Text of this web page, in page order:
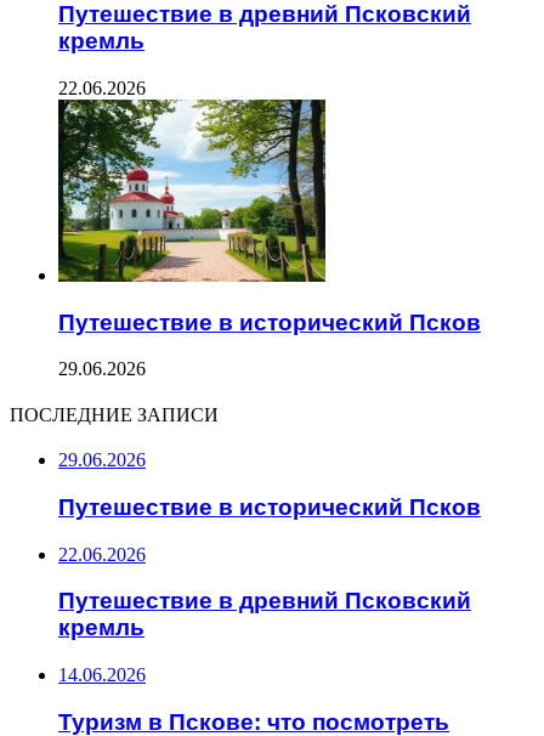
Путешествие в древний Псковский
кремль
22.06.2026
Путешествие в исторический Псков
29.06.2026
ПОСЛЕДНИЕ ЗАПИСИ
29.06.2026
Путешествие в исторический Псков
22.06.2026
Путешествие в древний Псковский
кремль
14.06.2026
Туризм в Пскове: что посмотреть